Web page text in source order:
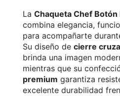
La Chaqueta Chef
combina elegancia,
para acompañarte
Su diseño de cierre
brinda una imagen
mientras que su
premium garantiza
excelente durabilidad